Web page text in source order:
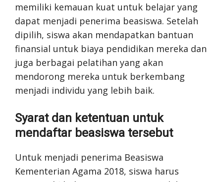
memiliki kemauan kuat untuk belajar yang
dapat menjadi penerima beasiswa. Setelah
dipilih, siswa akan mendapatkan bantuan
finansial untuk biaya pendidikan mereka dan
juga berbagai pelatihan yang akan
mendorong mereka untuk berkembang
menjadi individu yang lebih baik.
Syarat dan ketentuan untuk
mendaftar beasiswa tersebut
Untuk menjadi penerima Beasiswa
Kementerian Agama 2018, siswa harus